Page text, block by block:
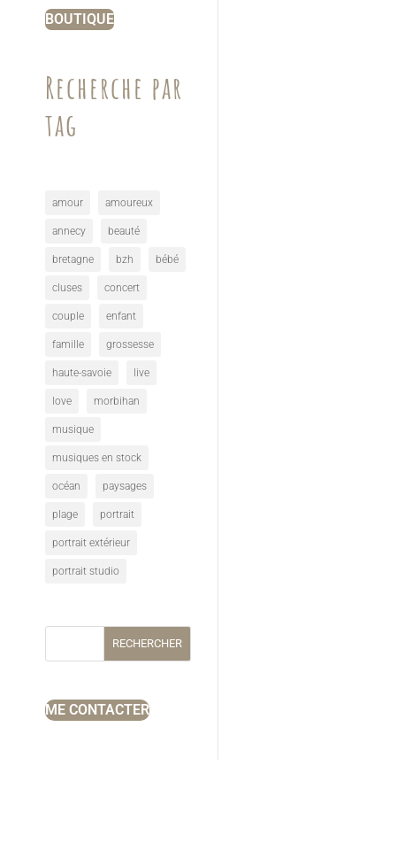
BOUTIQUE
Recherche par
tag
amour amoureux
annecy beauté
bretagne bzh bébé
cluses concert
couple enfant
famille grossesse
haute-savoie live
love morbihan
musique
musiques en stock
océan paysages
plage portrait
portrait extérieur
portrait studio
RECHERCHER
ME CONTACTER